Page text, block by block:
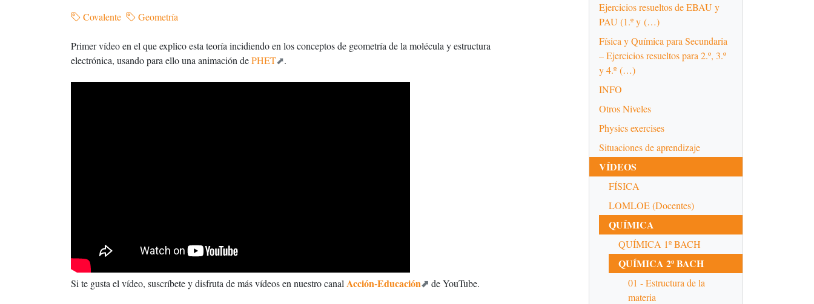
Covalente Geometría
Primer vídeo en el que explico esta teoría incidiendo en los conceptos de geometría de la molécula y estructura
electrónica, usando para ello una animación dePHET .
Si te gusta el vídeo, suscríbete y disfruta de más vídeos en nuestro canal Acción-Educación de YouTube.
Ejercicios resueltos de EBAU y
PAU (1.º y (…)
Física y Química para Secundaria
– Ejercicios resueltos para 2.º, 3.º
y 4.º (…)
INFO
Otros Niveles
Physics exercises
Situaciones de aprendizaje
VÍDEOS
FÍSICA
LOMLOE (Docentes)
QUÍMICA
QUÍMICA 1º BACH
QUÍMICA 2º BACH
01 - Estructura de la
materia